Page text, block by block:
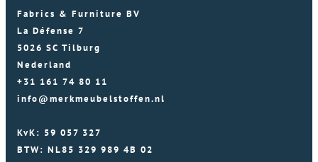
Fabrics & Furniture BV
La Défense 7
5026 SC Tilburg
Nederland
+31 161 74 80 11
info@merkmeubelstoffen.nl
KvK: 59 057 327
BTW: NL85 329 989 4B 02